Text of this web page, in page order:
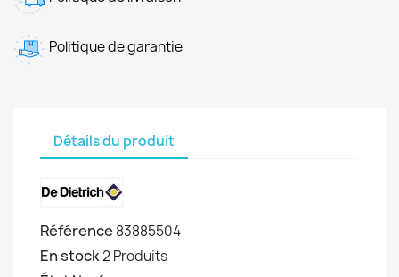
Politique de garantie
Détails du produit
Référence 83885504
En stock2 Produits